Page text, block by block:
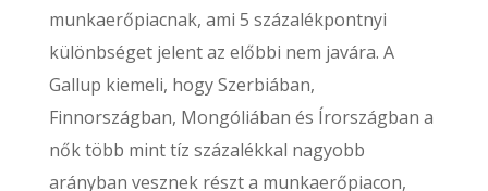
munkaerőpiacnak, ami 5 százalékpontnyi
különbséget jelent az előbbi nem javára. A
Gallup kiemeli, hogy Szerbiában,
Finnországban, Mongóliában és Írországban a
nők több mint tíz százalékkal nagyobb
arányban vesznek részt a munkaerőpiacon,